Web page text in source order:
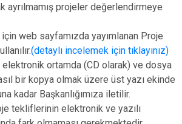
ayrılmamış projeler değerlendirmeye
web sayfamızda yayımlanan Proje
(detaylı incelemek için tıklayınız)
ortamda (CD olarak) ve dosya
bir kopya olmak üzere üst yazı ekinde
kadar Başkanlığımıza iletilir.
tekliflerinin elektronik ve yazılı